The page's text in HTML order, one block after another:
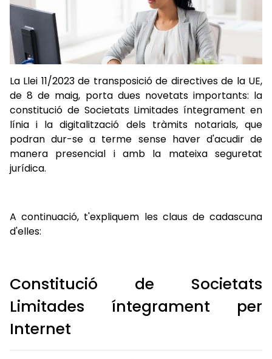
La Llei 11/2023 de transposició de directives de la UE,
de 8 de maig, porta dues novetats importants: la
constitució de Societats Limitades íntegrament en
línia i la digitalització dels tràmits notarials, que
podran dur-se a terme sense haver d'acudir de
manera presencial i amb la mateixa seguretat
jurídica.
A continuació, t'expliquem les claus de cadascuna
d'elles:
Constitució de Societats
Limitades íntegrament per
Internet